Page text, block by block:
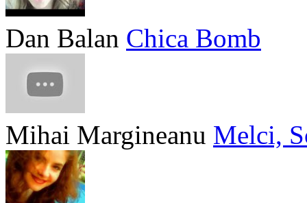
Dan Balan Chica Bomb
Mihai Margineanu Melci,